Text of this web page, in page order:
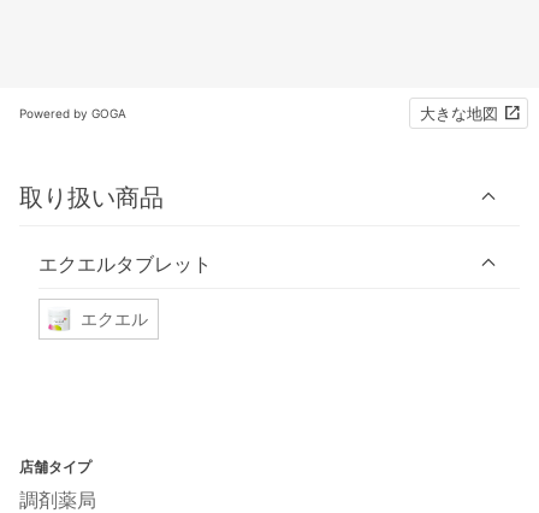
Powered by GOGA 大きな地図
取り扱い商品
エクエルタブレット
エクエル
店舗タイプ
調剤薬局